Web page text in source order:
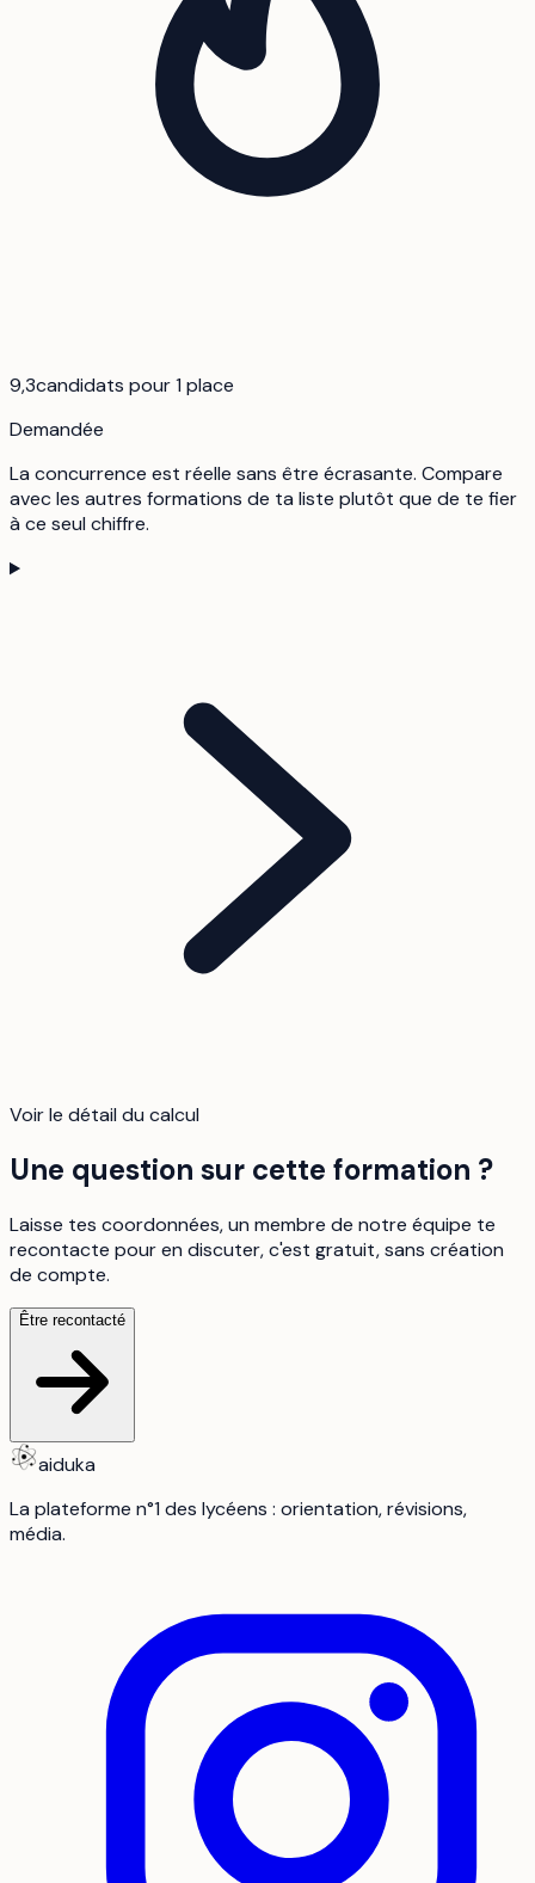
9,3candidats pour 1 place
Demandée
La concurrence est réelle sans être écrasante. Compare
avec les autres formations de ta liste plutôt que de te fier
à ce seul chiffre.
Voir le détail du calcul
Une question sur cette formation ?
Laisse tes coordonnées, un membre de notre équipe te
recontacte pour en discuter, c'est gratuit, sans création
de compte.
Être recontacté
aiduka
La plateforme n°1 des lycéens : orientation, révisions,
média.